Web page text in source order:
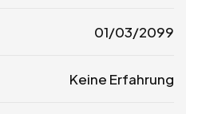
01/03/2099
Keine Erfahrung